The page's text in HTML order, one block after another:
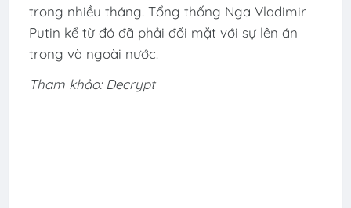
trong nhiều tháng. Tổng thống Nga Vladimir
Putin kể từ đó đã phải đối mặt với sự lên án
trong và ngoài nước.
Tham khảo: Decrypt